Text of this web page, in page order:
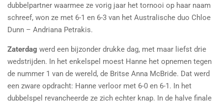
dubbelpartner waarmee ze vorig jaar het tornooi op haar naam
schreef, won ze met 6-1 en 6-3 van het Australische duo Chloe
Dunn – Andriana Petrakis.
Zaterdag werd een bijzonder drukke dag, met maar liefst drie
wedstrijden. In het enkelspel moest Hanne het opnemen tegen
de nummer 1 van de wereld, de Britse Anna McBride. Dat werd
een zware opdracht: Hanne verloor met 6-0 en 6-1. In het
dubbelspel revancheerde ze zich echter knap. In de halve finale